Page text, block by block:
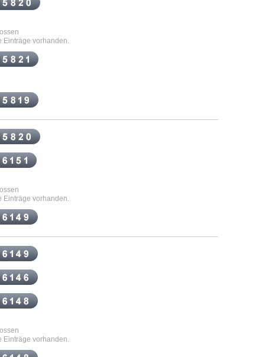
Einträge vorhanden.
Einträge vorhanden.
Einträge vorhanden.